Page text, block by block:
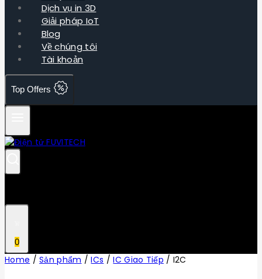
Dịch vụ in 3D
Giải pháp IoT
Blog
Về chúng tôi
Tài khoản
Top Offers
0
Home / Sản phẩm / ICs / IC Giao Tiếp / I2C